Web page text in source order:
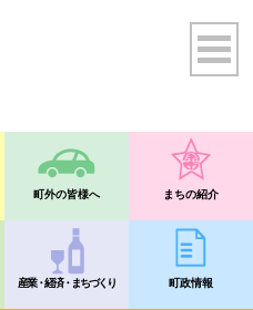
町外の皆様へ まちの紹介
産業・経済・まちづくり 町政情報